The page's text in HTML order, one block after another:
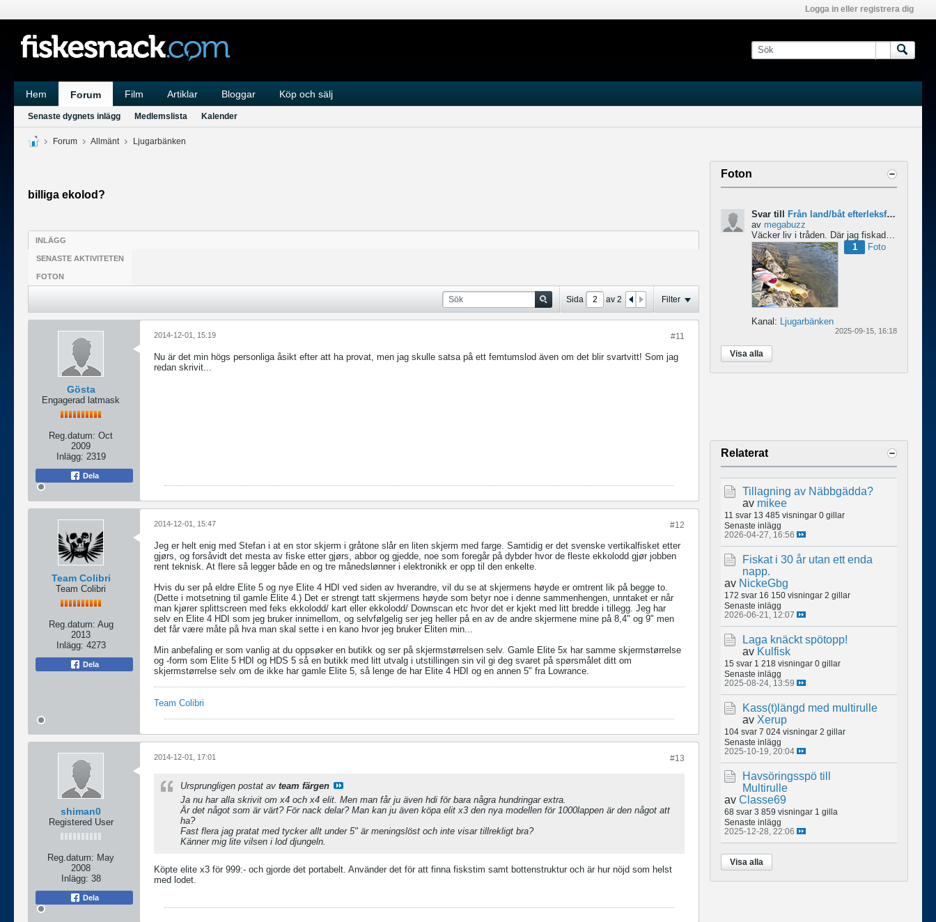
Logga in eller registrera dig
Hem Forum Film Artiklar Bloggar Köp och sälj
Senaste dygnets inlägg Medlemslista Kalender
Forum Allmänt Ljugarbänken
billiga ekolod?
INLÄGG
SENASTE AKTIVITETEN
FOTON
Sida av 2 Filter
Gösta
Engagerad latmask
Reg.datum: Oct
2009
Inlägg: 2319
Dela
#11
2014-12-01, 15:19
Nu är det min högs personliga åsikt efter att ha provat, men jag skulle satsa på ett femtumslod även om det blir svartvitt! Som jag
redan skrivit...
Team Colibri
Team Colibri
Reg.datum: Aug
2013
Inlägg: 4273
Dela
#12
2014-12-01, 15:47
Jeg er helt enig med Stefan i at en stor skjerm i gråtone slår en liten skjerm med farge. Samtidig er det svenske vertikalfisket etter
gjørs, og forsåvidt det mesta av fiske etter gjørs, abbor og gjedde, noe som foregår på dybder hvor de fleste ekkolodd gjør jobben
rent teknisk. At flere så legger både en og tre månedslønner i elektronikk er opp til den enkelte.
Hvis du ser på eldre Elite 5 og nye Elite 4 HDI ved siden av hverandre, vil du se at skjermens høyde er omtrent lik på begge to.
(Dette i motsetning til gamle Elite 4.) Det er strengt tatt skjermens høyde som betyr noe i denne sammenhengen, unntaket er når
man kjører splittscreen med feks ekkolodd/ kart eller ekkolodd/ Downscan etc hvor det er kjekt med litt bredde i tillegg. Jeg har
selv en Elite 4 HDI som jeg bruker innimellom, og selvfølgelig ser jeg heller på en av de andre skjermene mine på 8,4" og 9" men
det får være måte på hva man skal sette i en kano hvor jeg bruker Eliten min...
Min anbefaling er som vanlig at du oppsøker en butikk og ser på skjermstørrelsen selv. Gamle Elite 5x har samme skjermstørrelse
og -form som Elite 5 HDI og HDS 5 så en butikk med litt utvalg i utstillingen sin vil gi deg svaret på spørsmålet ditt om
skjermstørrelse selv om de ikke har gamle Elite 5, så lenge de har Elite 4 HDI og en annen 5" fra Lowrance.
Team Colibri
shiman0
Registered User
Reg.datum: May
2008
Inlägg: 38
Dela
#13
2014-12-01, 17:01
Ursprungligen postat av team färgen
Ja nu har alla skrivit om x4 och x4 elit. Men man får ju även hdi för bara några hundringar extra.
Är det något som är värt? För nack delar? Man kan ju även köpa elit x3 den nya modellen för 1000lappen är den något att
ha?
Fast flera jag pratat med tycker allt under 5" är meningslöst och inte visar tillrekligt bra?
Känner mig lite vilsen i lod djungeln.
Köpte elite x3 för 999:- och gjorde det portabelt. Använder det för att finna fiskstim samt bottenstruktur och är hur nöjd som helst
med lodet.
Foton
Svar till
Från land/båt efterleksfiske 2024 efter gädda
av megabuzz
Väcker liv i tråden. Där jag fiskade i våras så lekte gäddorna från början av mars hela vägen in i juni...
1
Foto
Kanal: Ljugarbänken
2025-09-15, 16:18
Visa alla
Relaterat
Tillagning av Näbbgädda?
av mikee
11 svar 13 485 visningar 0 gillar
Senaste inlägg
2026-04-27, 16:56
Fiskat i 30 år utan ett enda
napp.
av NickeGbg
172 svar 16 150 visningar 2 gillar
Senaste inlägg
2026-06-21, 12:07
Laga knäckt spötopp!
av Kulfisk
15 svar 1 218 visningar 0 gillar
Senaste inlägg
2025-08-24, 13:59
Kass(t)längd med multirulle
av Xerup
104 svar 7 024 visningar 2 gillar
Senaste inlägg
2025-10-19, 20:04
Havsöringsspö till
Multirulle
av Classe69
68 svar 3 859 visningar 1 gilla
Senaste inlägg
2025-12-28, 22:06
Visa alla